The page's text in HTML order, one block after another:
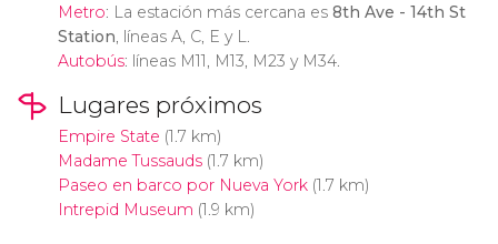
Metro: La estación más cercana es 8th Ave - 14th St
Station, líneas A, C, E y L.
Autobús: líneas M11, M13, M23 y M34.
Lugares próximos
Empire State (1.7 km)
Madame Tussauds(1.7 km)
Paseo en barco por Nueva York(1.7 km)
Intrepid Museum (1.9 km)